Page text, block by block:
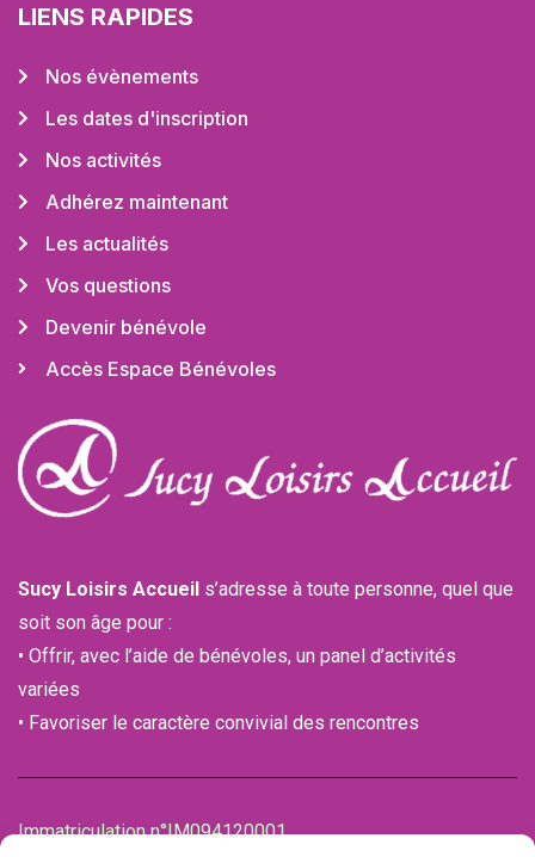
LIENS RAPIDES
Nos évènements
Les dates d'inscription
Nos activités
Adhérez maintenant
Les actualités
Vos questions
Devenir bénévole
Accès Espace Bénévoles
Sucy Loisirs Accueil s’adresse à toute personne, quel que
soit son âge pour :
• Offrir, avec l’aide de bénévoles, un panel d’activités
variées
• Favoriser le caractère convivial des rencontres
Immatriculation n°IM094120001